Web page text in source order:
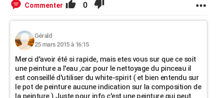
Commenter 0
Gérald
25 mars 2015 à 16:15
Merci d'avoir été si rapide, mais etes vous sur que ce soit
une peinture a l'eau ,car pour le nettoyage du pinceau il
est conseillé d'utiliser du white-spirit ( et bien entendu sur
le pot de peinture aucune indication sur la composition de
la peinture ).Juste pour info c'est une peinture qui peut